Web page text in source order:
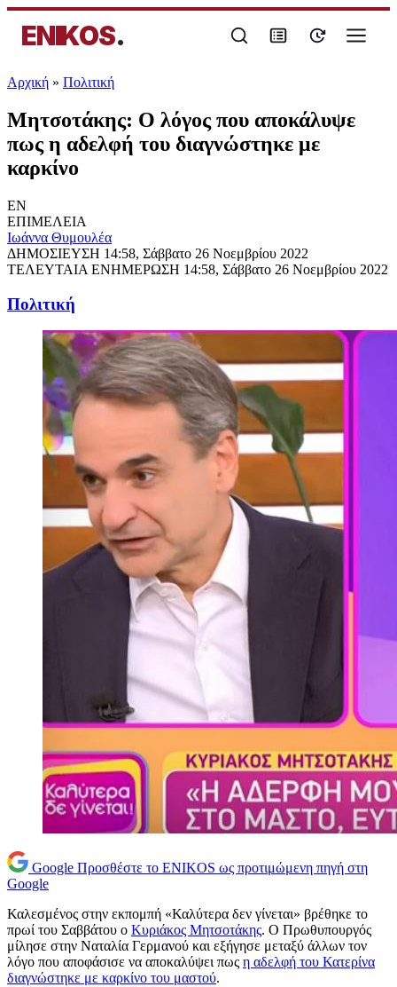
ENIKOS.
Αρχική » Πολιτική
Μητσοτάκης: Ο λόγος που αποκάλυψε
πως η αδελφή του διαγνώστηκε με
καρκίνο
EN
ΕΠΙΜΕΛΕΙΑ
Ιωάννα Θυμουλέα
ΔΗΜΟΣΙΕΥΣΗ 14:58, Σάββατο 26 Νοεμβρίου 2022
ΤΕΛΕΥΤΑΙΑ ΕΝΗΜΕΡΩΣΗ 14:58, Σάββατο 26 Νοεμβρίου 2022
Πολιτική
Google Προσθέστε το ENIKOS ως προτιμώμενη πηγή στη
Google
Καλεσμένος στην εκπομπή «Καλύτερα δεν γίνεται» βρέθηκε το
πρωί του Σαββάτου ο Κυριάκος Μητσοτάκης. Ο Πρωθυπουργός
μίλησε στην Ναταλία Γερμανού και εξήγησε μεταξύ άλλων τον
λόγο που αποφάσισε να αποκαλύψει πως η αδελφή του Κατερίνα
διαγνώστηκε με καρκίνο του μαστού.